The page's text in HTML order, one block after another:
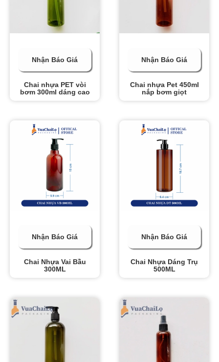
Nhận Báo Giá
Chai nhựa PET vòi
bơm 300ml dáng cao
Nhận Báo Giá
Chai nhựa Pet 450ml
nắp bơm giọt
Nhận Báo Giá
Chai Nhựa Vai Bầu
300ML
Nhận Báo Giá
Chai Nhựa Dáng Trụ
500ML